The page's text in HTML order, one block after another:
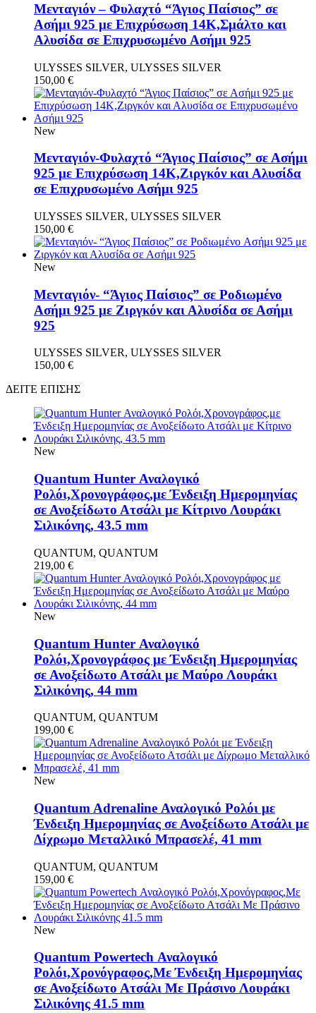
Μενταγιόν – Φυλαχτό “Άγιος Παίσιος” σε
Ασήμι 925 με Επιχρύσωση 14Κ,Σμάλτο και
Αλυσίδα σε Επιχρυσωμένο Ασήμι 925
ULYSSES SILVER, ULYSSES SILVER
150,00 €
New
Μενταγιόν-Φυλαχτό “Άγιος Παίσιος” σε Ασήμι
925 με Επιχρύσωση 14Κ,Ζιργκόν και Αλυσίδα
σε Επιχρυσωμένο Ασήμι 925
ULYSSES SILVER, ULYSSES SILVER
150,00 €
New
Μενταγιόν- “Άγιος Παίσιος” σε Ροδιωμένο
Aσήμι 925 με Ζιργκόν και Αλυσίδα σε Ασήμι
925
ULYSSES SILVER, ULYSSES SILVER
150,00 €
ΔΕΙΤΕ ΕΠΙΣΗΣ
New
Quantum Hunter Αναλογικό
Ρολόι,Χρονογράφος,με Ένδειξη Ημερομηνίας
σε Ανοξείδωτο Ατσάλι με Κίτρινο Λουράκι
Σιλικόνης, 43.5 mm
QUANTUM, QUANTUM
219,00 €
New
Quantum Hunter Αναλογικό
Ρολόι,Χρονογράφος με Ένδειξη Ημερομηνίας
σε Ανοξείδωτο Ατσάλι με Μαύρο Λουράκι
Σιλικόνης, 44 mm
QUANTUM, QUANTUM
199,00 €
New
Quantum Adrenaline Αναλογικό Ρολόι με
Ένδειξη Ημερομηνίας σε Ανοξείδωτο Ατσάλι με
Δίχρωμο Μεταλλικό Μπρασελέ, 41 mm
QUANTUM, QUANTUM
159,00 €
New
Quantum Powertech Αναλογικό
Ρολόι,Χρονόγραφος,Με Ένδειξη Ημερομηνίας
σε Ανοξείδωτο Ατσάλι Με Πράσινο Λουράκι
Σιλικόνης 41.5 mm